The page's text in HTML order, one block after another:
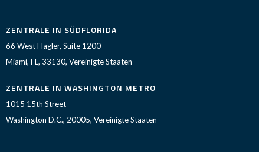
ZENTRALE IN SÜDFLORIDA
66 West Flagler, Suite 1200
Miami, FL, 33130, Vereinigte Staaten
ZENTRALE IN WASHINGTON METRO
1015 15th Street
Washington D.C., 20005, Vereinigte Staaten